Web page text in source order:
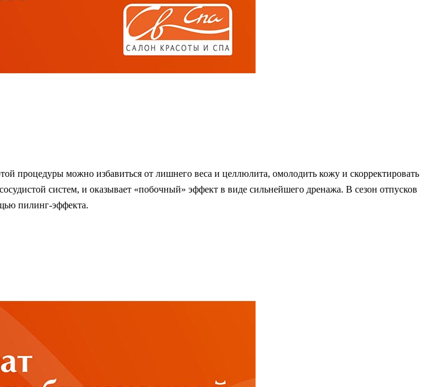
можно избавиться от лишнего веса и целлюлита, омолодить кожу и скорректировать
систем, и оказывает «побочный» эффект в виде сильнейшего дренажа. В сезон отпусков
пилинг-эффекта.